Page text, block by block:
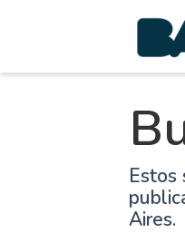
Estos
Aires.